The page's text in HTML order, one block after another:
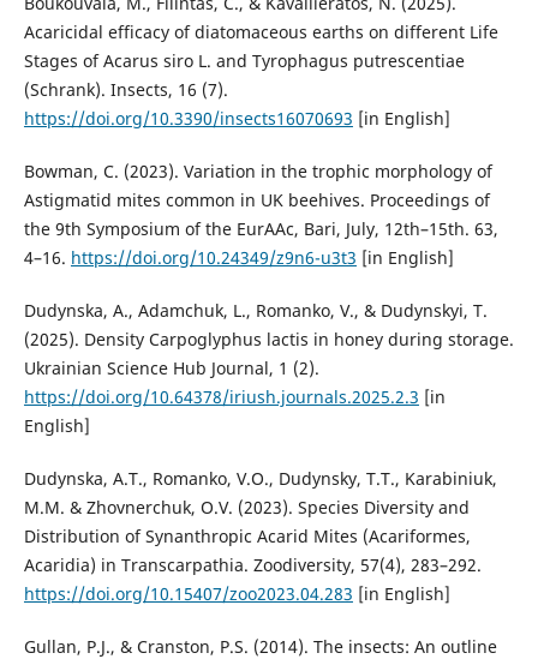
Acaricidal efficacy of diatomaceous earths on different Life
Stages of Acarus siro L. and Tyrophagus putrescentiae
(Schrank). Insects, 16 (7).
https://doi.org/10.3390/insects16070693 [in English]
Bowman, C. (2023). Variation in the trophic morphology of
Astigmatid mites common in UK beehives. Proceedings of
the 9th Symposium of the EurAAc, Bari, July, 12th–15th. 63,
4–16. https://doi.org/10.24349/z9n6-u3t3 [in English]
Dudynska, A., Adamchuk, L., Romanko, V., & Dudynskyi, T.
(2025). Density Carpoglyphus lactis in honey during storage.
Ukrainian Science Hub Journal, 1 (2).
https://doi.org/10.64378/iriush.journals.2025.2.3 [in
English]
Dudynska, A.T., Romanko, V.O., Dudynsky, T.T., Karabiniuk,
M.M. & Zhovnerchuk, O.V. (2023). Species Diversity and
Distribution of Synanthropic Acarid Mites (Acariformes,
Acaridia) in Transcarpathia. Zoodiversity, 57(4), 283–292.
https://doi.org/10.15407/zoo2023.04.283 [in English]
Gullan, P.J., & Cranston, P.S. (2014). The insects: An outline